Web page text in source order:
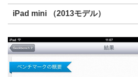
iPad mini （2013モデル）